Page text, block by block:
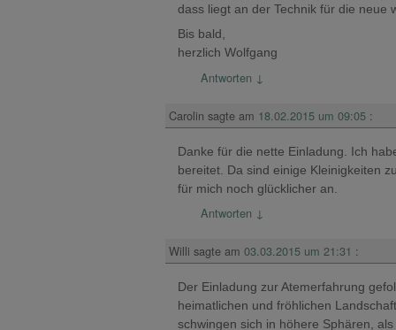
dass liegt an der Technik für die neue
Bis bald,
herzlich Wolfgang
Antworten ↓
Carolin sagte am 18.02.2015 um 09:05 :
Danke für die nette Einladung. Ich
bereitet. Da sind einige Kleinigkeiten
für mich noch glücklicher an.
Antworten ↓
Willi sagte am 03.03.2015 um 21:31 :
Der Einladung zur Atemerfahrung
heimatlichen und fröhlichen
schwingen sich in höhere Sphären,